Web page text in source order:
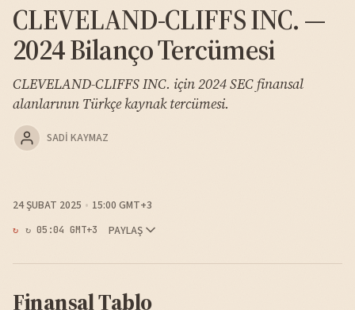
CLEVELAND-CLIFFS INC. —
2024 Bilanço Tercümesi
CLEVELAND-CLIFFS INC. için 2024 SEC finansal
alanlarının Türkçe kaynak tercümesi.
SADI KAYMAZ
24 ŞUBAT 2025 15:00 GMT+3
↻ 05:04 GMT+3 PAYLAŞ
Finansal Tablo